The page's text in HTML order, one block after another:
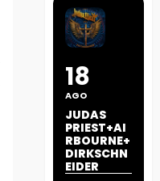
18
AGO
JUDAS
PRIEST+AI
RBOURNE+
DIRKSCHN
EIDER